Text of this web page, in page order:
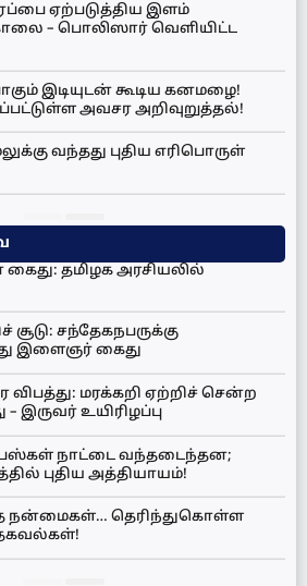
ஏற்படுத்திய இளம்
– பொலிஸார் வெளியிட்ட
இடியுடன் கூடிய கனமழை!
அவசர அறிவுறுத்தல்!
வந்தது புதிய எரிபொருள்
தமிழக அரசியலில்
சந்தேகநபருக்கு
இளைஞர் கைது
மரக்கறி ஏற்றிச் சென்ற
இருவர் உயிரிழப்பு
பஸ்கள் நாட்டை வந்தடைந்தன;
புதிய அத்தியாயம்!
நன்மைகள்… தெரிந்துகொள்ள